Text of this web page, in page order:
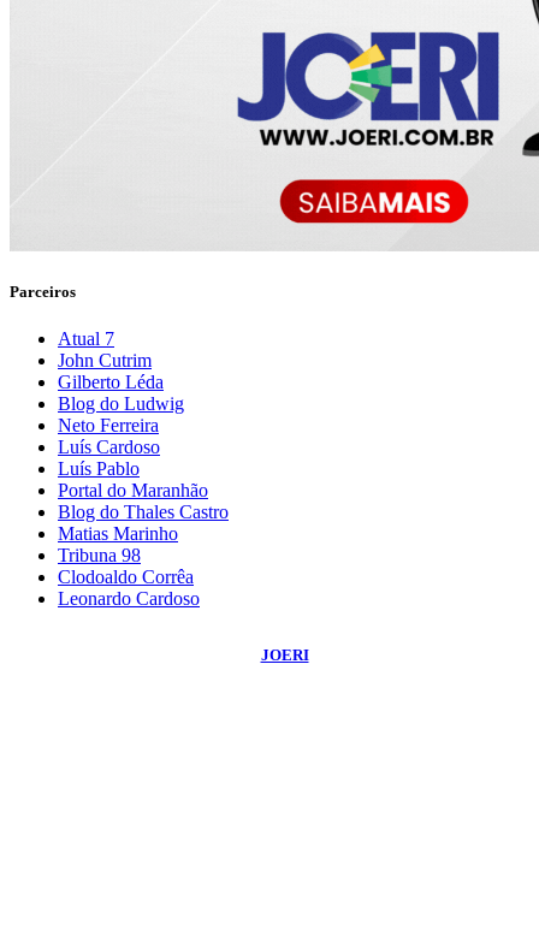
Parceiros
Atual 7
John Cutrim
Gilberto Léda
Blog do Ludwig
Neto Ferreira
Luís Cardoso
Luís Pablo
Portal do Maranhão
Blog do Thales Castro
Matias Marinho
Tribuna 98
Clodoaldo Corrêa
Leonardo Cardoso
JOERI